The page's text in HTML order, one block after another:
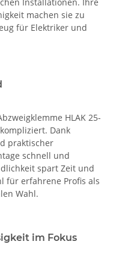
machen sie zu
für Elektriker und
HLAK 25-
Dank
praktischer
schnell und
spart Zeit und
für erfahrene Profis als
Wahl.
im Fokus